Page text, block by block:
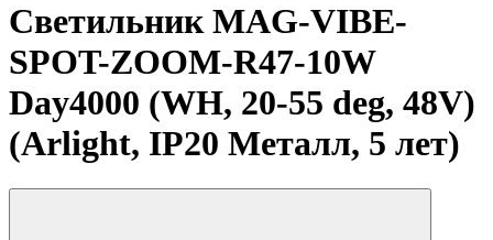
Светильник MAG-VIBE-
SPOT-ZOOM-R47-10W
Day4000 (WH, 20-55 deg, 48V)
(Arlight, IP20 Металл, 5 лет)